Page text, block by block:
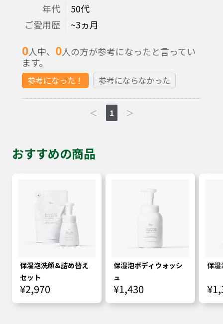
年代
50代
ご愛用歴
~3ヵ月
0人中、 0人の方が参考になったと言ってい
ます。
参考になった！ 参考にならなかった
＜ 1 ＞
おすすめの商品
保湿泡洗顔&詰め替え
セット
¥2,970
保湿泡ボディウォッシ
ュ
¥1,430
保湿